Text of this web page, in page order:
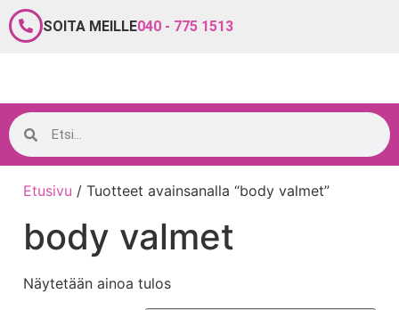
SOITA MEILLE040 - 775 1513
Etusivu / Tuotteet avainsanalla “body valmet”
body valmet
Näytetään ainoa tulos